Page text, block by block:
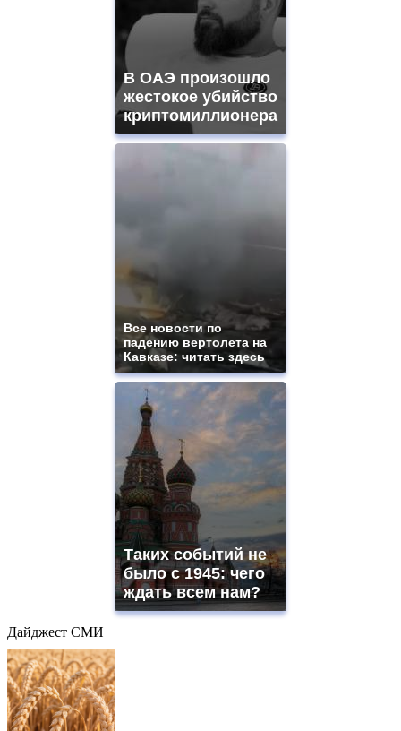
В ОАЭ произошло
жестокое убийство
криптомиллионера
Все новости по
падению вертолета на
Кавказе: читать здесь
Таких событий не
было с 1945: чего
ждать всем нам?
Дайджест СМИ